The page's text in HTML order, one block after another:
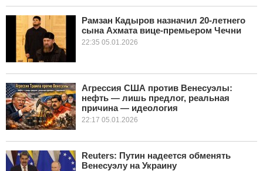
ЭКОНОМИКА
В МИРЕ
ОБЩЕСТВО
КУЛЬТУРА
НАУКА
СПОРТ
Рамзан Кадыров назначил 20-летнего
сына Ахмата вице-премьером Чечни
22:35 05.01.2026
Агрессия США против Венесуэлы:
нефть — лишь предлог, реальная
причина — идеология
22:17 05.01.2026
Reuters: Путин надеется обменять
Венесуэлу на Украину